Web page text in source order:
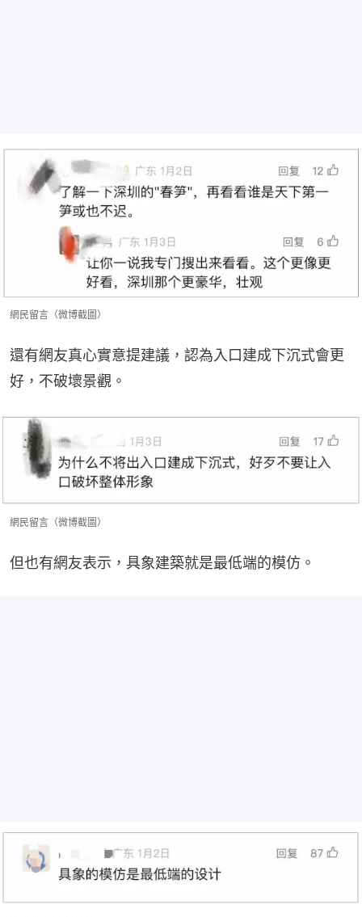
網民留言（微博截圖）
還有網友真心實意提建議，認為入口建成下沉式會更
好，不破壞景觀。
網民留言（微博截圖）
但也有網友表示，具象建築就是最低端的模仿。